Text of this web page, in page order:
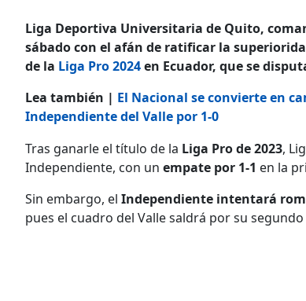
Liga Deportiva Universitaria de Quito,
sábado con el afán de ratificar la
de la Liga Pro 2024en Ecuador, que se
Lea también | El Nacional se convierte en
Independiente del Valle por 1-0
Tras ganarle el título de la Liga Pro de 2023,
Independiente, con un empate por 1-1 en la
Sin embargo, el Independiente intentará
pues el cuadro del Valle saldrá por su